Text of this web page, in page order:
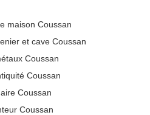
maison Coussan
et cave Coussan
Coussan
Coussan
Coussan
Coussan